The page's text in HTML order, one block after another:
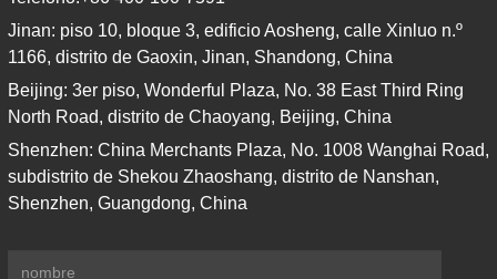
Jinan: piso 10, bloque 3, edificio Aosheng, calle Xinluo n.º
1166, distrito de Gaoxin, Jinan, Shandong, China
Beijing: 3er piso, Wonderful Plaza, No. 38 East Third Ring
North Road, distrito de Chaoyang, Beijing, China
Shenzhen: China Merchants Plaza, No. 1008 Wanghai Road,
subdistrito de Shekou Zhaoshang, distrito de Nanshan,
Shenzhen, Guangdong, China